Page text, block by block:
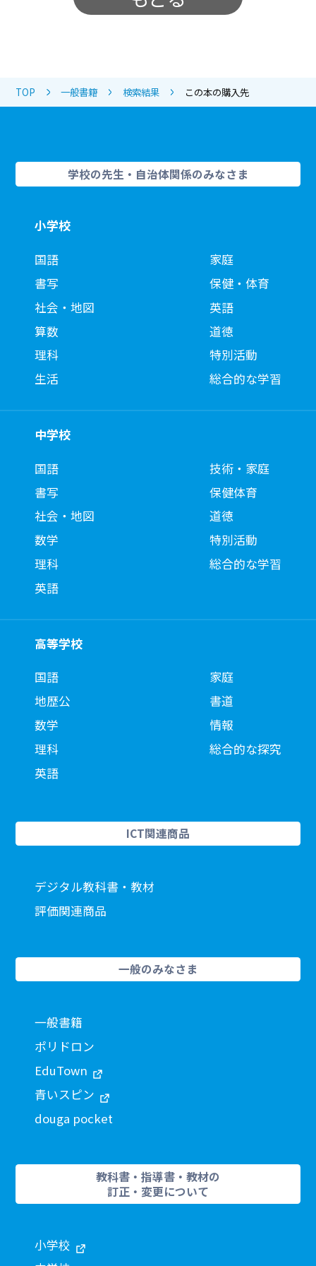
TOP 一般書籍 検索結果 この本の購入先
学校の先生・自治体関係のみなさま
小学校
国語
書写
社会・地図
算数
理科
生活
家庭
保健・体育
英語
道徳
特別活動
総合的な学習
中学校
国語
書写
社会・地図
数学
理科
英語
技術・家庭
保健体育
道徳
特別活動
総合的な学習
高等学校
国語
地歴公
数学
理科
英語
家庭
書道
情報
総合的な探究
ICT関連商品
デジタル教科書・教材
評価関連商品
一般のみなさま
一般書籍
ポリドロン
EduTown
青いスピン
douga pocket
教科書・指導書・教材の
訂正・変更について
小学校